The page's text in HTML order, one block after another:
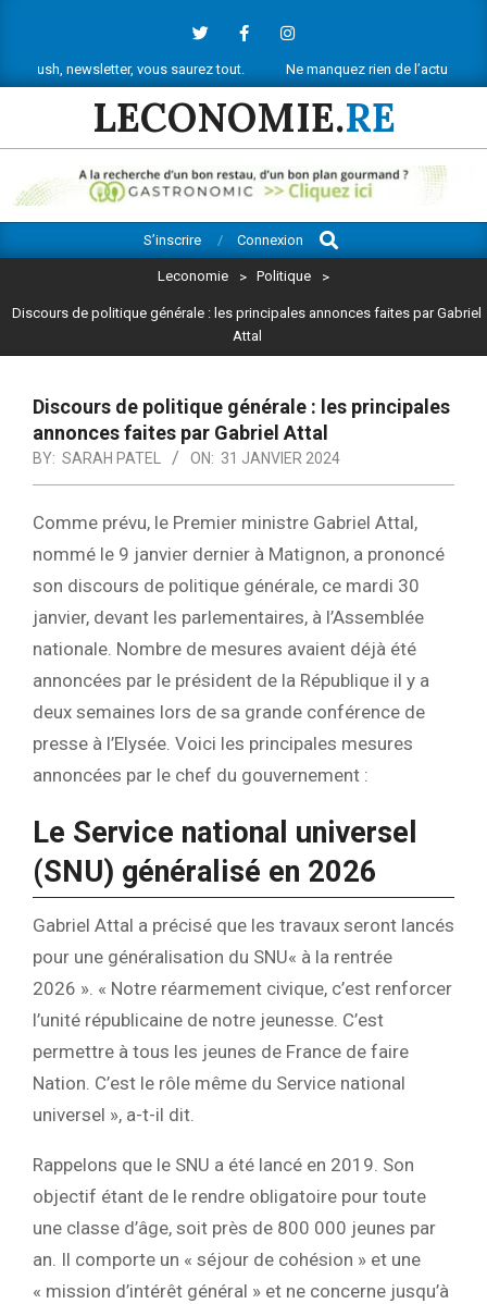
content
newsletter, vous saurez tout. Ne manquez rien de l’actu économique
LECONOMIE.RE
Navigation
S’inscrire Connexion
Search
Leconomie > Politique >
Discours de politique générale : les principales annonces faites par Gabriel
Attal
Discours de politique générale : les principales
annonces faites par Gabriel Attal
BY: SARAH PATEL ON: 31 JANVIER 2024
Comme prévu, le Premier ministre Gabriel Attal,
nommé le 9 janvier dernier à Matignon, a prononcé
son discours de politique générale, ce mardi 30
janvier, devant les parlementaires, à l’Assemblée
nationale. Nombre de mesures avaient déjà été
annoncées par le président de la République il y a
deux semaines lors de sa grande conférence de
presse à l’Elysée. Voici les principales mesures
annoncées par le chef du gouvernement :
Le Service national universel
(SNU) généralisé en 2026
Gabriel Attal a précisé que les travaux seront lancés
pour une généralisation du SNU« à la rentrée
2026 ». « Notre réarmement civique, c’est renforcer
l’unité républicaine de notre jeunesse. C’est
permettre à tous les jeunes de France de faire
Nation. C’est le rôle même du Service national
universel », a-t-il dit.
Rappelons que le SNU a été lancé en 2019. Son
objectif étant de le rendre obligatoire pour toute
une classe d’âge, soit près de 800 000 jeunes par
an. Il comporte un « séjour de cohésion » et une
« mission d’intérêt général » et ne concerne jusqu’à